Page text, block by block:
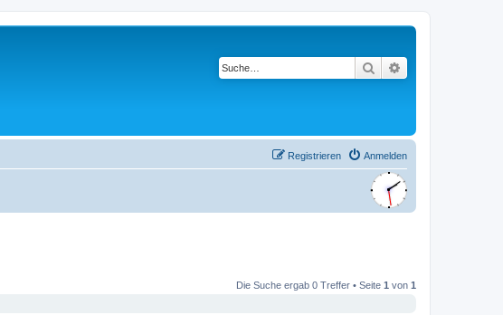
Suche
Anmelden
Registrieren
Die Suche ergab 0 Treffer • Seite 1 von 1